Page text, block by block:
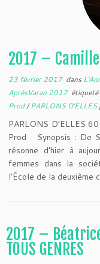
2017 – Camille
23 février 2017dans
AprèsVaran 2017 étiqueté
Prod/PARLONS D'ELLES
PARLONS D’ELLES
Prod Synopsis : De
résonne d’hier à
femmes dans la
l’École de la
2017 –
TOUS GENRES